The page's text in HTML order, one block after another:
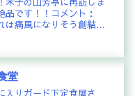
品です！！コメント：
は痛風になりそう創結マ
堂
入りガード下定食屋さ